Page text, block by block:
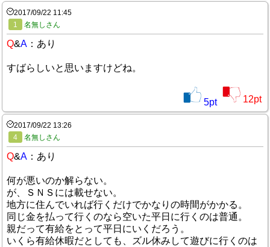
2017/09/22 11:45
1
名無しさん
Q&A ：あり
すばらしいと思いますけどね。
5pt 12pt
2017/09/22 13:26
4
名無しさん
Q&A ：あり
何が悪いのか解らない。
が、ＳＮＳには載せない。
地方に住んでいれば行くだけでかなりの時間がかかる。
同じ金を払って行くのなら空いた平日に行くのは普通。
親だって有給をとって平日にいくだろう。
いくら有給休暇だとしても、ズル休みして遊びに行くのは